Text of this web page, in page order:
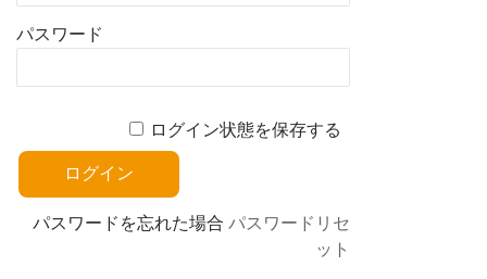
パスワード
ログイン状態を保存する
パスワードを忘れた場合パスワードリセ
ット